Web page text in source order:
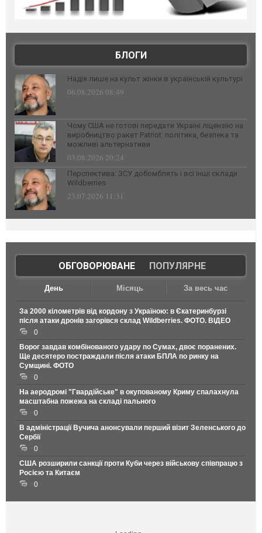
БЛОГИ
Надія лише на культ жінки в українській культурі
06.08.2026 08:49
Чому США не готові передати Україні ліцензію на
виробництво ракет Patriot: політика, безпека та
можливі альтернативи
03.08.2026 20:24
Перспектива: ЗСУ добомблять і всі інші склади
Wildberries
23.07.2026 11:31
ОБГОВОРЮВАНЕ| ПОПУЛЯРНЕ
День Місяць За весь час
За 2000 кілометрів від кордону з Україною: в Єкатеринбурзі
після атаки дронів загорівся склад Wildberries. ФОТО. ВІДЕО
0
Ворог завдав комбінованого удару по Сумах, двоє поранених.
Ще десятеро постраждали після атаки БПЛА по ринку на
Сумщині. ФОТО
0
На аеродромі "Гвардійське" в окупованому Криму спалахнула
масштабна пожежа на складі пального
0
В адміністрації Вучича анонсували перший візит Зеленського до
Сербії
0
США розширили санкції проти Куби через військову співпрацю з
Росією та Китаєм
0